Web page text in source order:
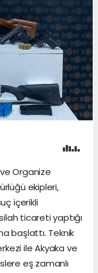
Organize
ekipleri,
içerikli
ticareti yaptığı
başlattı. Teknik
ile Akyaka ve
eş zamanlı